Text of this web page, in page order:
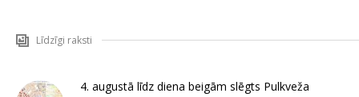
Līdzīgi raksti
4. augustā līdz diena beigām slēgts Pulkveža